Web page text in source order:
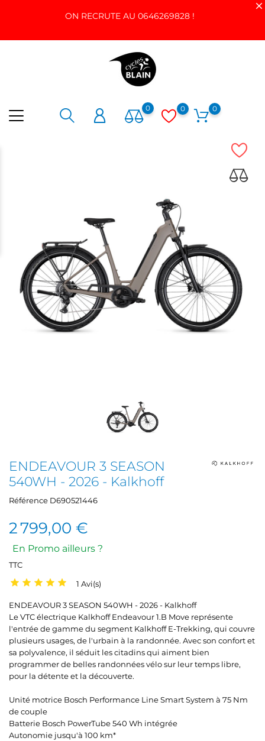
ON RECRUTE AU 0646269828 !
0 0 0
ENDEAVOUR 3 SEASON
540WH - 2026 - Kalkhoff
Référence D690521446
2 799,00 €
En Promo ailleurs ?
TTC
1 Avi(s)
ENDEAVOUR 3 SEASON 540WH - 2026 - Kalkhoff
Le VTC électrique Kalkhoff Endeavour 1.B Move représente
l'entrée de gamme du segment Kalkhoff E-Trekking, qui couvre
plusieurs usages, de l'urbain à la randonnée. Avec son confort et
sa polyvalence, il séduit les citadins qui aiment bien
programmer de belles randonnées vélo sur leur temps libre,
pour la détente et la découverte.
Unité motrice Bosch Performance Line Smart System à 75 Nm
de couple
Batterie Bosch PowerTube 540 Wh intégrée
Autonomie jusqu'à 100 km*